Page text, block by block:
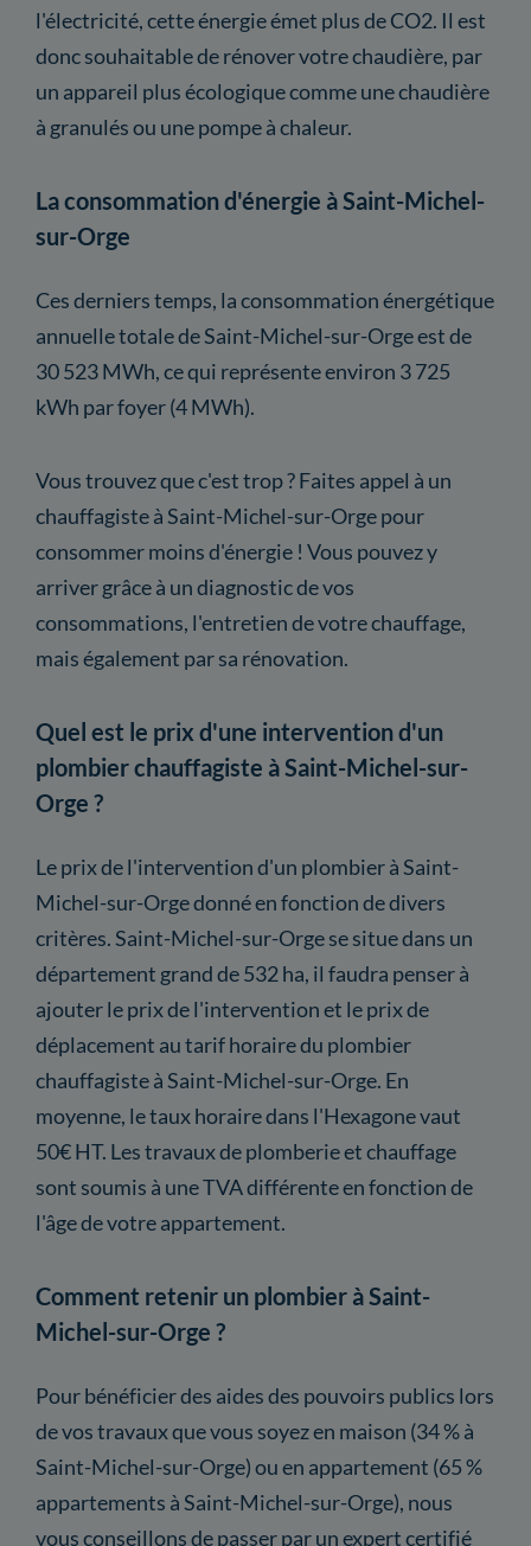
l'électricité, cette énergie émet plus de CO2. Il est
donc souhaitable de rénover votre chaudière, par
un appareil plus écologique comme une chaudière
à granulés ou une pompe à chaleur.
La consommation d'énergie à Saint-Michel-
sur-Orge
Ces derniers temps, la consommation énergétique
annuelle totale de Saint-Michel-sur-Orge est de
30 523 MWh, ce qui représente environ 3 725
kWh par foyer (4 MWh).
Vous trouvez que c'est trop ? Faites appel à un
chauffagiste à Saint-Michel-sur-Orge pour
consommer moins d'énergie ! Vous pouvez y
arriver grâce à un diagnostic de vos
consommations, l'entretien de votre chauffage,
mais également par sa rénovation.
Quel est le prix d'une intervention d'un
plombier chauffagiste à Saint-Michel-sur-
Orge ?
Le prix de l'intervention d'un plombier à Saint-
Michel-sur-Orge donné en fonction de divers
critères. Saint-Michel-sur-Orge se situe dans un
département grand de 532 ha, il faudra penser à
ajouter le prix de l'intervention et le prix de
déplacement au tarif horaire du plombier
chauffagiste à Saint-Michel-sur-Orge. En
moyenne, le taux horaire dans l'Hexagone vaut
50€ HT. Les travaux de plomberie et chauffage
sont soumis à une TVA différente en fonction de
l'âge de votre appartement.
Comment retenir un plombier à Saint-
Michel-sur-Orge ?
Pour bénéficier des aides des pouvoirs publics lors
de vos travaux que vous soyez en maison (34 % à
Saint-Michel-sur-Orge) ou en appartement (65 %
appartements à Saint-Michel-sur-Orge), nous
vous conseillons de passer par un expert certifié